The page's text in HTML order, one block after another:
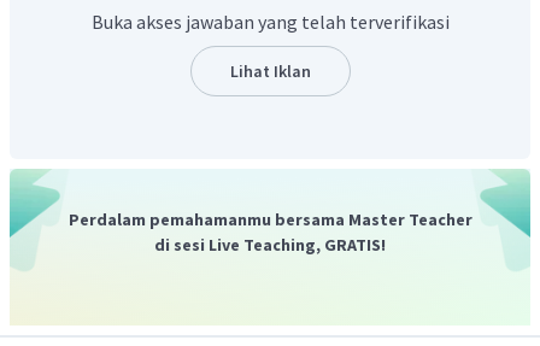
Buka akses jawaban yang telah terverifikasi
Lihat Iklan
Perdalam pemahamanmu bersama Master Teacher
di sesi Live Teaching, GRATIS!